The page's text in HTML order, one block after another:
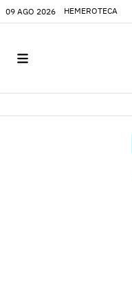
09 AGO 2026 HEMEROTECA